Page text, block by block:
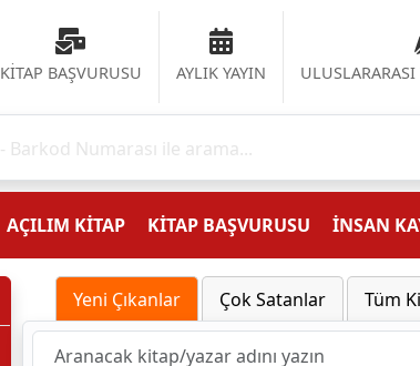
KİTAP BAŞVURUSU AYLIK YAYIN
AÇILIM KİTAP KİTAP BAŞVURUSU İNSAN
Yeni Çıkanlar Çok Satanlar Tüm